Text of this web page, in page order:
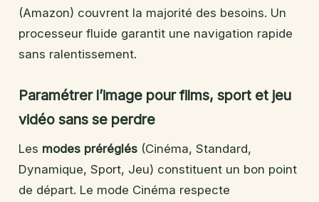
(Amazon) couvrent la majorité des besoins. Un
processeur fluide garantit une navigation rapide
sans ralentissement.
Paramétrer l’image pour films, sport et jeu
vidéo sans se perdre
Les modes préréglés (Cinéma, Standard,
Dynamique, Sport, Jeu) constituent un bon point
de départ. Le mode Cinéma respecte